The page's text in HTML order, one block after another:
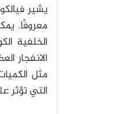
يشير
معروفًا.
الخلفية
الانفجار
مثل
التي تؤثر